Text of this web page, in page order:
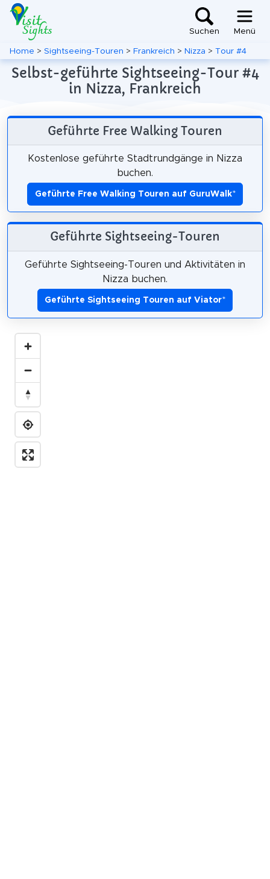
Suchen Menü
Home > Sightseeing-Touren > Frankreich > Nizza > Tour #4
Selbst-geführte Sightseeing-Tour #4
in Nizza, Frankreich
Geführte Free Walking Touren
Kostenlose geführte Stadtrundgänge in Nizza
buchen.
Geführte Free Walking Touren auf GuruWalk*
Geführte Sightseeing-Touren
Geführte Sightseeing-Touren und Aktivitäten in
Nizza buchen.
Geführte Sightseeing Touren auf Viator*